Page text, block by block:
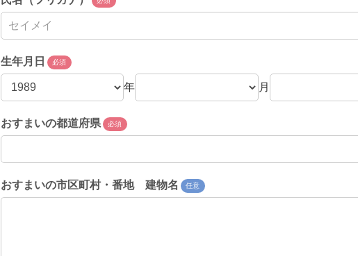
生年月日 必須
年 月
おすまいの都道府県 必須
おすまいの市区町村・番地 建物名 任意